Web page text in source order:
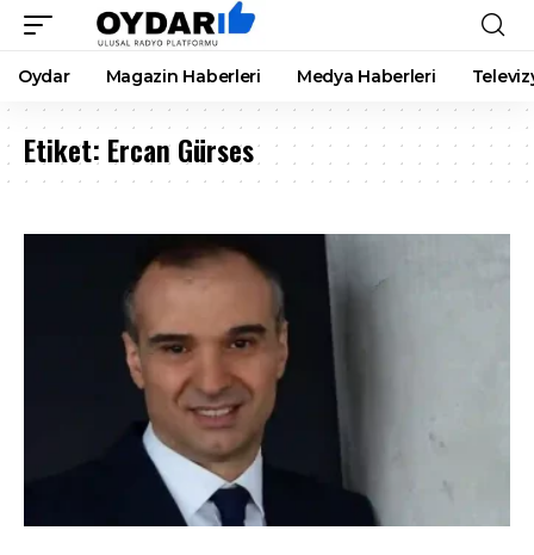
Oydar Magazin Haberleri Medya Haberleri
Etiket: Ercan Gürses